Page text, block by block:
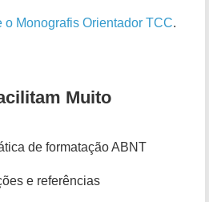
o Monografis Orientador TCC.
Muito
de formatação ABNT
e referências